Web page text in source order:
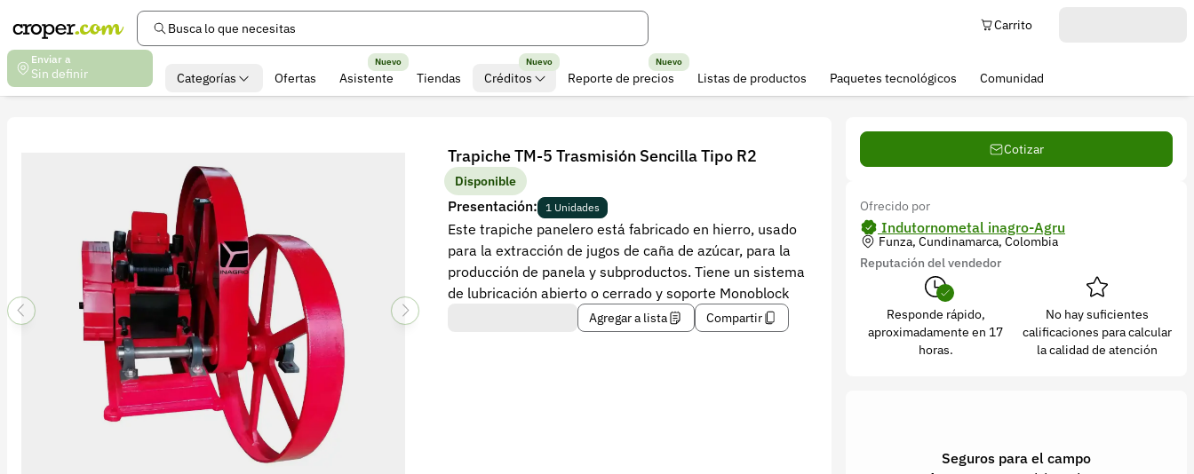
Busca lo que necesitas
Enviar a
Sin definir
Carrito
Categorías Ofertas Asistente
Nuevo
Tiendas Créditos
Nuevo
Reporte de precios
Nuevo
Listas de productos Paquetes tecnológicos Comunidad
Trapiche TM-5 Trasmisión Sencilla Tipo R2
Disponible
Presentación: 1 Unidades
Este trapiche panelero está fabricado en hierro, usado
para la extracción de jugos de caña de azúcar, para la
producción de panela y subproductos. Tiene un sistema
de lubricación abierto o cerrado y soporte Monoblock
Agregar a lista Compartir
Cotizar
Ofrecido por
Indutornometal inagro-Agru
Funza, Cundinamarca, Colombia
Reputación del vendedor
Responde rápido,
aproximadamente en 17
horas.
No hay suficientes
calificaciones para calcular
la calidad de atención
Seguros para el campo